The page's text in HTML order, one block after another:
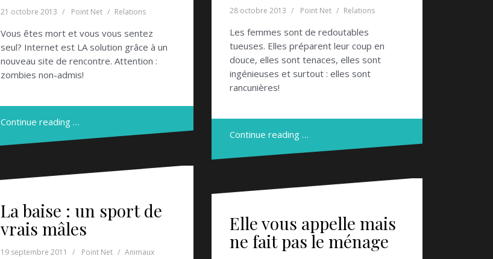
28 octobre 2013 Point Net Relations
Les femmes sont de redoutables
tueuses. Elles préparent leur coup en
douce, elles sont tenaces, elles sont
ingénieuses et surtout : elles sont
rancunières!
Continue reading …
21 octobre 2013 Point Net Relations
Vous êtes mort et vous vous sentez
seul? Internet est LA solution grâce à un
nouveau site de rencontre. Attention :
zombies non-admis!
Continue reading …
La baise : un sport de
vrais mâles
19 septembre 2011 Point Net Animaux
Elle vous appelle mais
ne fait pas le ménage